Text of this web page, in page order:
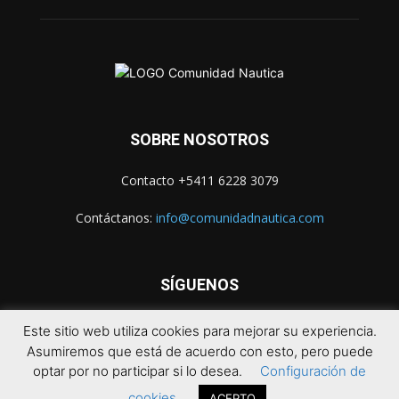
SOBRE NOSOTROS
Contacto +5411 6228 3079
Contáctanos: info@comunidadnautica.com
SÍGUENOS
Este sitio web utiliza cookies para mejorar su experiencia.
Asumiremos que está de acuerdo con esto, pero puede
optar por no participar si lo desea.
Configuración de